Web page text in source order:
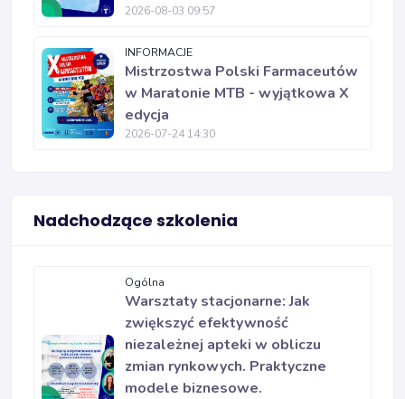
2026-08-03 09:57
INFORMACJE
Mistrzostwa Polski Farmaceutów
w Maratonie MTB - wyjątkowa X
edycja
2026-07-24 14:30
Nadchodzące szkolenia
Ogólna
Warsztaty stacjonarne: Jak
zwiększyć efektywność
niezależnej apteki w obliczu
zmian rynkowych. Praktyczne
modele biznesowe.